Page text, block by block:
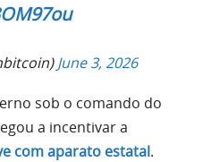
June 3, 2026
sob o comando do
a incentivar a
com aparato estatal.